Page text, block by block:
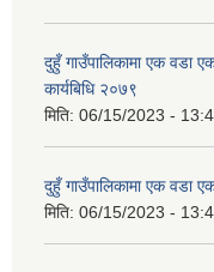
दुहुँ गाउँपालिकामा एक वडा
कार्यबिधि २०७९
मिति: 06/15/2023 -
दुहुँ गाउँपालिकामा एक वडा
मिति: 06/15/2023 -